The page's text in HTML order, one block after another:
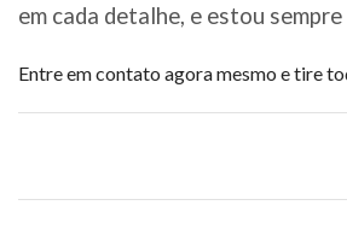
em cada detalhe, e estou
Entre em contato agora mesmo e tire